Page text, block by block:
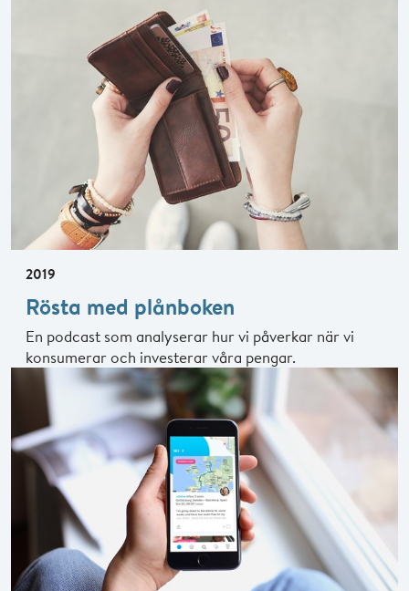
2019
Rösta med plånboken
En podcast som analyserar hur vi påverkar när vi
konsumerar och investerar våra pengar.